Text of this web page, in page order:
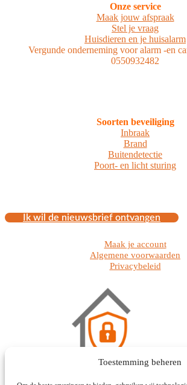
Toestemming beheren
Onze service
Maak jouw afspraak
Stel je vraag
Huisdieren en je huisalarm
Vergunde onderneming voor alarm -en
0550932482
Soorten beveiliging
Inbraak
Brand
Buitendetectie
Poort- en licht sturing
Ik wil de nieuwsbrief ontvangen
Maak je account
Algemene voorwaarden
Privacybeleid